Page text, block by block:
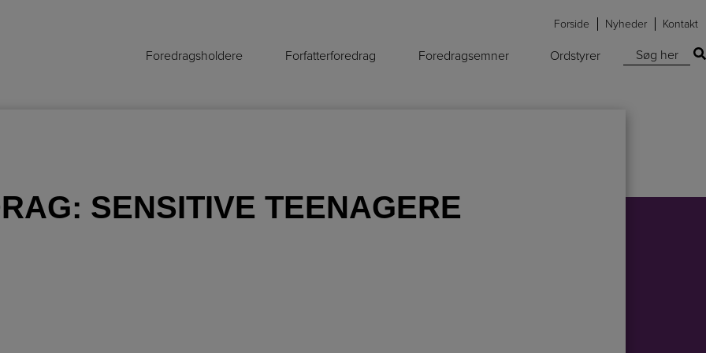
Forside Nyheder Kontakt
Foredragsholdere Forfatterforedrag Foredragsemner Ordstyrer Søg efter:
SENSITIVE TEENAGERE